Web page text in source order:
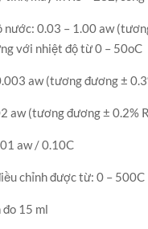
nước: 0.03 – 1.00 aw
với nhiệt độ từ 0 – 50oC
aw (tương đương ±
aw (tương đương ± 0.2%
aw / 0.10C
chỉnh được từ: 0 – 500C
đo 15 ml